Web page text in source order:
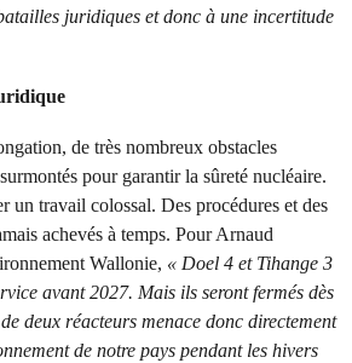
juridiques et donc à une incertitude
de très nombreux obstacles
pour garantir la sûreté nucléaire.
un travail colossal. Des procédures et des
achevés à temps. Pour Arnaud
Wallonie, « Doel 4 et Tihange 3
avant 2027. Mais ils seront fermés dès
deux réacteurs menace donc directement
de notre pays pendant les hivers